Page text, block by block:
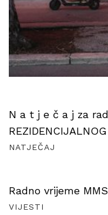
N a t j e č a j za
NATJEČAJ
Radno vrijeme
VIJESTI